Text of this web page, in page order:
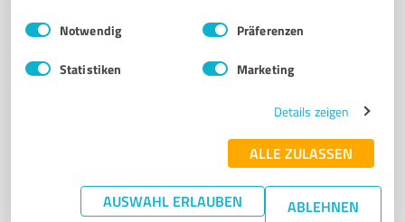
Impressum Datenschutzbestimmungen
Einwilligungsauswahl
Notwendig Präferenzen
Statistiken Marketing
Details zeigen
ALLE ZULASSEN
AUSWAHL ERLAUBEN ABLEHNEN
Tel. 07145 935600
kontakt@immo-mezger.de
Immobilienvermittlung